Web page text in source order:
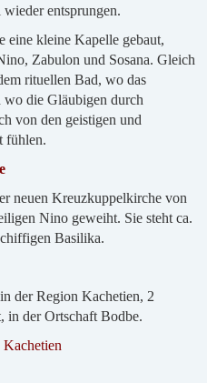
entsprungen.
eine kleine Kapelle gebaut,
Zabulon und Sosana. Gleich
rituellen Bad, wo das
die Gläubigen durch
von den geistigen und
fühlen.
neuen Kreuzkuppelkirche von
Nino geweiht. Sie steht ca.
Basilika.
der Region Kachetien, 2
in der Ortschaft Bodbe.
Kachetien